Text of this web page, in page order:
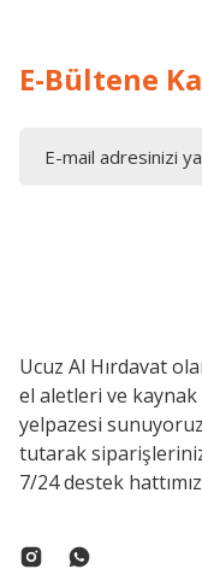
E-Bültene
Ucuz Al Hırdavat
el aletleri ve
yelpazesi
tutarak
7/24 destek